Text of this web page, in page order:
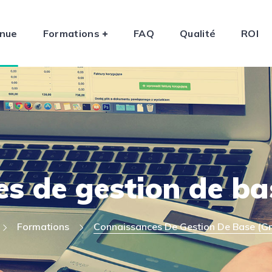
Formations FAQ Qualité ROI
de gestion de
Formations Connaissances De Gestion De Base